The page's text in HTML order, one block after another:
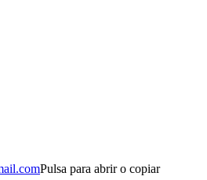
Pulsa para abrir o copiar